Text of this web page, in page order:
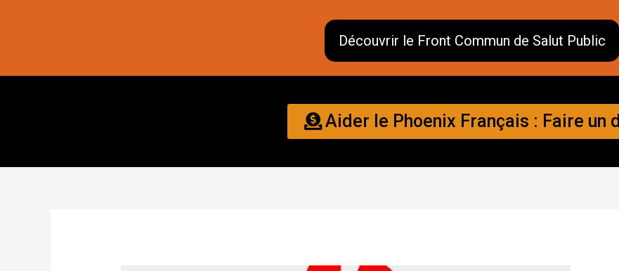
Découvrir le Front Commun de Salut Public
Aider le Phoenix Français : Faire un